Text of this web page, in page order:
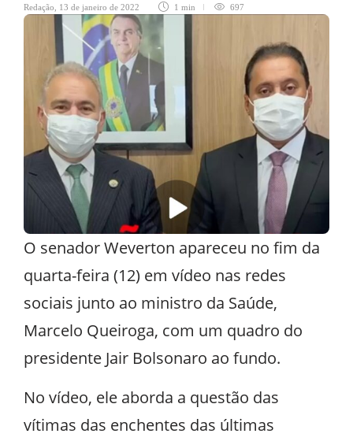
Redação 13 de janeiro de 2022 1 min 697
O senador Weverton apareceu no fim da
quarta-feira (12) em vídeo nas redes
sociais junto ao ministro da Saúde,
Marcelo Queiroga, com um quadro do
presidente Jair Bolsonaro ao fundo.
No vídeo, ele aborda a questão das
vítimas das enchentes das últimas